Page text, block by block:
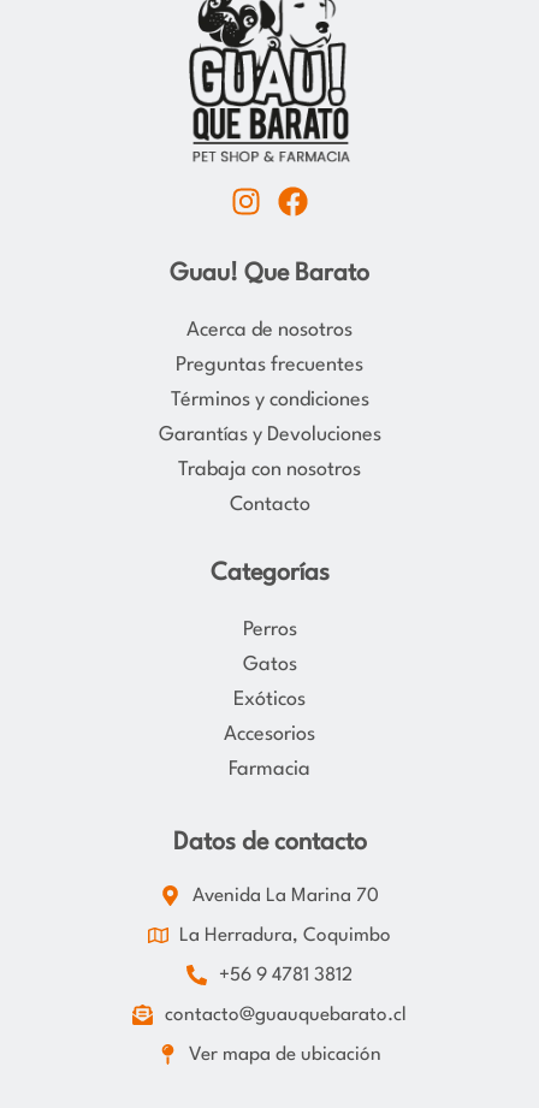
I
s
t
a
r
a
m
F
c
e
b
o
k
Guau! Que Barato
Acerca de nosotros
Preguntas frecuentes
Términos y condiciones
Garantías y Devoluciones
Trabaja con nosotros
Contacto
Categorías
Perros
Gatos
Exóticos
Accesorios
Farmacia
Datos de contacto
Avenida La Marina 70
La Herradura, Coquimbo
+56 9 4781 3812
contacto@guauquebarato.cl
Ver mapa de ubicación